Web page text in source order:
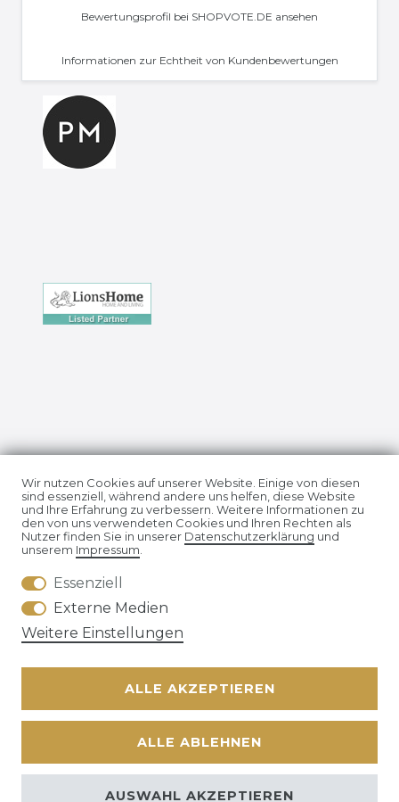
Bewertungsprofil bei SHOPVOTE.DE ansehen
Informationen zur Echtheit von Kundenbewertungen
Impressum Daten­schutz­erklärung
AGB
© Copyright 2026 | Alle Rechte vorbehalten. | * Alle Preise
Wir nutzen Cookies auf unserer Website. Einige von diesen
sind essenziell, während andere uns helfen, diese Website
und Ihre Erfahrung zu verbessern. Weitere Informationen zu
den von uns verwendeten Cookies und Ihren Rechten als
Nutzer finden Sie in unserer Daten­schutz­erklärung und
unserem Impressum.
Essenziell
Externe Medien
Weitere Einstellungen
ALLE AKZEPTIEREN
ALLE ABLEHNEN
AUSWAHL AKZEPTIEREN